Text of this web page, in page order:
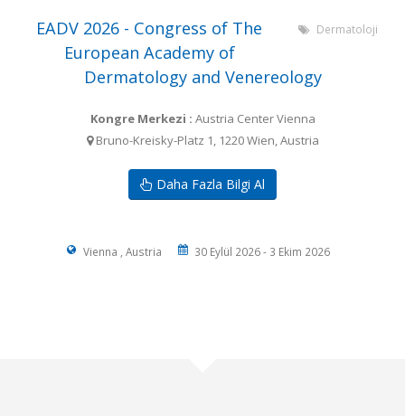
Dermatoloji
EADV 2026 - Congress of The
European Academy of
Dermatology and Venereology
Kongre Merkezi : Austria Center Vienna
Bruno-Kreisky-Platz 1, 1220 Wien, Austria
Daha Fazla Bilgi Al
Vienna , Austria 30 Eylül 2026 - 3 Ekim 2026